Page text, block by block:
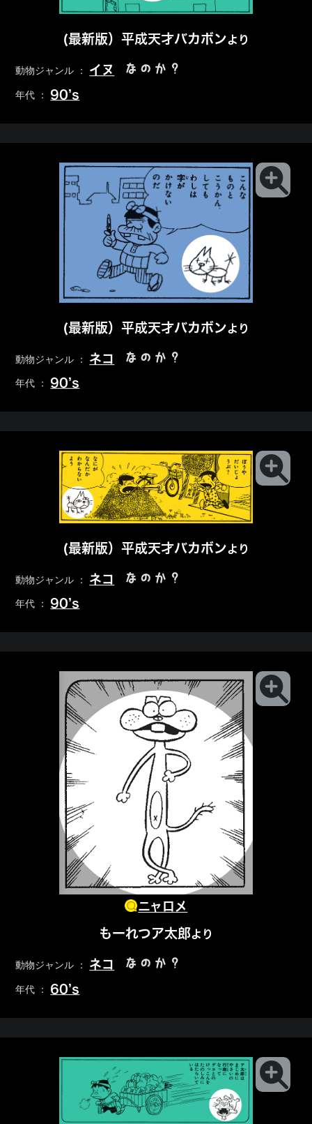
(最新版）平成天才バカボンより
動物ジャンル ： イヌ なのか？
年代 ： 90’s
(最新版）平成天才バカボンより
動物ジャンル ： ネコ なのか？
年代 ： 90’s
(最新版）平成天才バカボンより
動物ジャンル ： ネコ なのか？
年代 ： 90’s
ニャロメ
もーれつア太郎より
動物ジャンル ： ネコ なのか？
年代 ： 60’s